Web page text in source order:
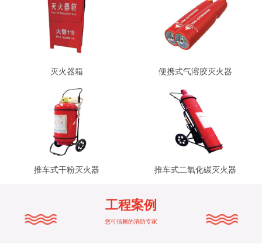
灭火器箱 便携式气溶胶灭火器
推车式干粉灭火器 推车式二氧化碳灭火器
工程案例
您可信赖的消防专家